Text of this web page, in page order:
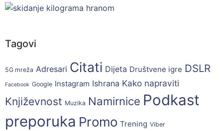
Tagovi
5G mreža Adresari Citati Dijeta Društvene igre DSLR
Facebook Google Instagram Ishrana Kako napraviti
Književnost Muzika Namirnice Podkast
preporuka Promo Trening Viber